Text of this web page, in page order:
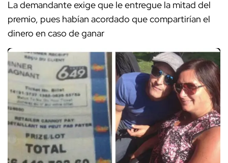
La demandante exige que le entregue la mitad del
premio, pues habían acordado que compartirían el
dinero en caso de ganar